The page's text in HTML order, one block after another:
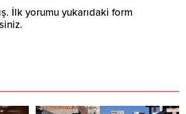
İlk yorumu yukarıdaki form